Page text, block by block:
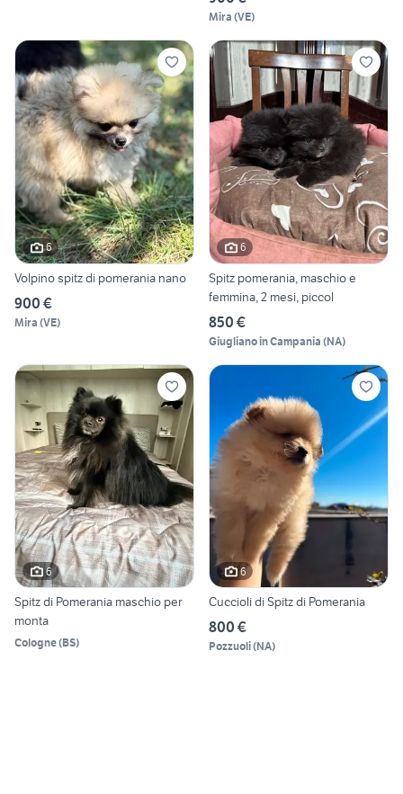
Mira (VE)
6
Volpino spitz di pomerania nano
900 €
Mira (VE)
6
Spitz pomerania, maschio e
femmina, 2 mesi, piccol
850 €
Giugliano in Campania (NA)
6
Spitz di Pomerania maschio per
monta
Cologne(BS)
6
Cuccioli di Spitz di Pomerania
800 €
Pozzuoli(NA)